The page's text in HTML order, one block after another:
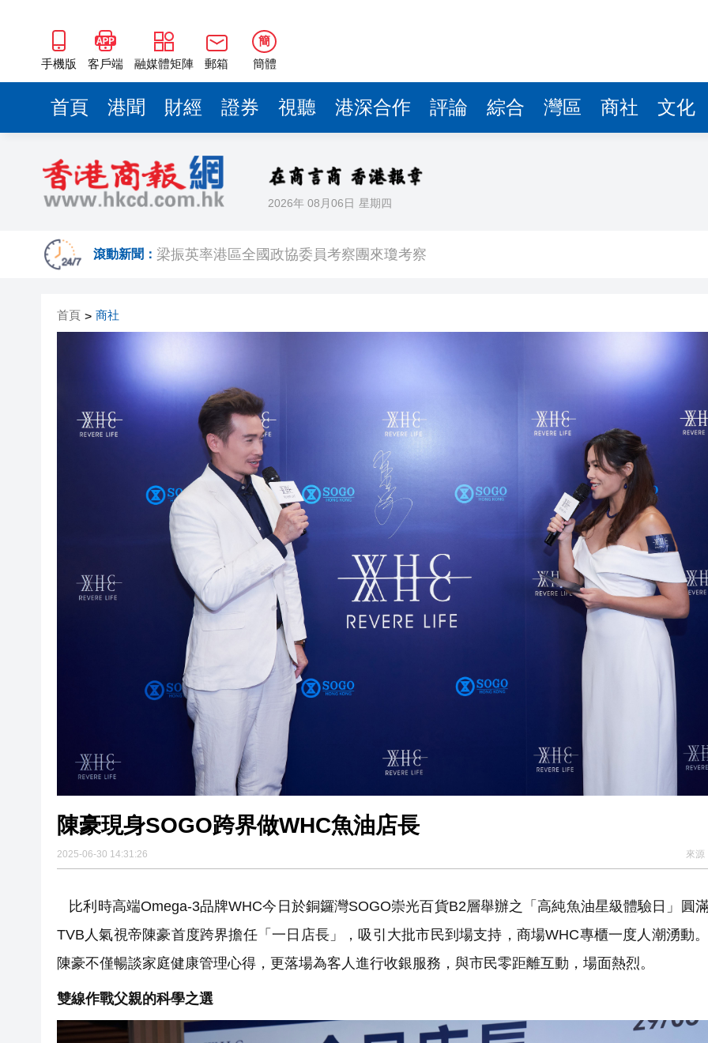
手機版 客戶端 融媒體矩陣 郵箱
簡
簡體
首頁 港聞 財經 證券 視聽 港深合作 評論 綜合 灣區 商社 文化
2026年 08月06日 星期四
滾動新聞：
2025年海南儋州以舊換新帶動消費約18億元
山東26戶省屬國企去年合計營收2.58萬億 利潤總額近936億
瀋陽鐵西校園閱讀活動解鎖閱讀新玩法
有片丨外交部回應特朗普委內瑞拉石油言論 拉美國家有權自主選擇合作夥伴
50餘位頂尖專家共話時代命題
梁振英率港區全國政協委員考察團來瓊考察
閩粵贛三地漢樂藝術家齊聚深圳，共奏客家文化傳承新篇章
有片丨外交部回應特朗普委內瑞拉石油言論 拉美國家有權自主選擇合作夥伴
50餘位頂尖專家共話時代命題
海南澄邁文儒煥新升級 五組數據見證文儒沉香從傳統邁向現代
梁振英率港區全國政協委員考察團來瓊考察
2025年海南儋州以舊換新帶動消費約18億元
山東26戶省屬國企去年合計營收2.58萬億 利潤總額近936億
瀋陽鐵西校園閱讀活動解鎖閱讀新玩法
閩粵贛三地漢樂藝術家齊聚深圳，共奏客家文化傳承新篇章
有片丨外交部回應特朗普委內瑞拉石油言論 拉美國家有權自主選擇合作夥伴
首頁 > 商社
陳豪現身SOGO跨界做WHC魚油店長
2025-06-30 14:31:26 來源
比利時高端Omega-3品牌WHC今日於銅鑼灣SOGO崇光百貨B2層舉辦之「高純魚油星級體驗日」圓
TVB人氣視帝陳豪首度跨界擔任「一日店長」，吸引大批市民到場支持，商場WHC專櫃一度人潮湧動
陳豪不僅暢談家庭健康管理心得，更落場為客人進行收銀服務，與市民零距離互動，場面熱烈。
雙線作戰父親的科學之選